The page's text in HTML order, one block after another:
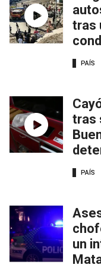
tras
PAÍS
tras
PAÍS
un